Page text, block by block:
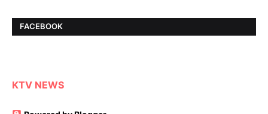
FACEBOOK
KTV NEWS